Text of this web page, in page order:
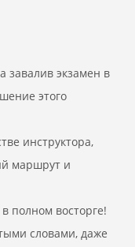
завалив экзамен в
этого
инструктора,
маршрут и
полном восторге!
словами, даже